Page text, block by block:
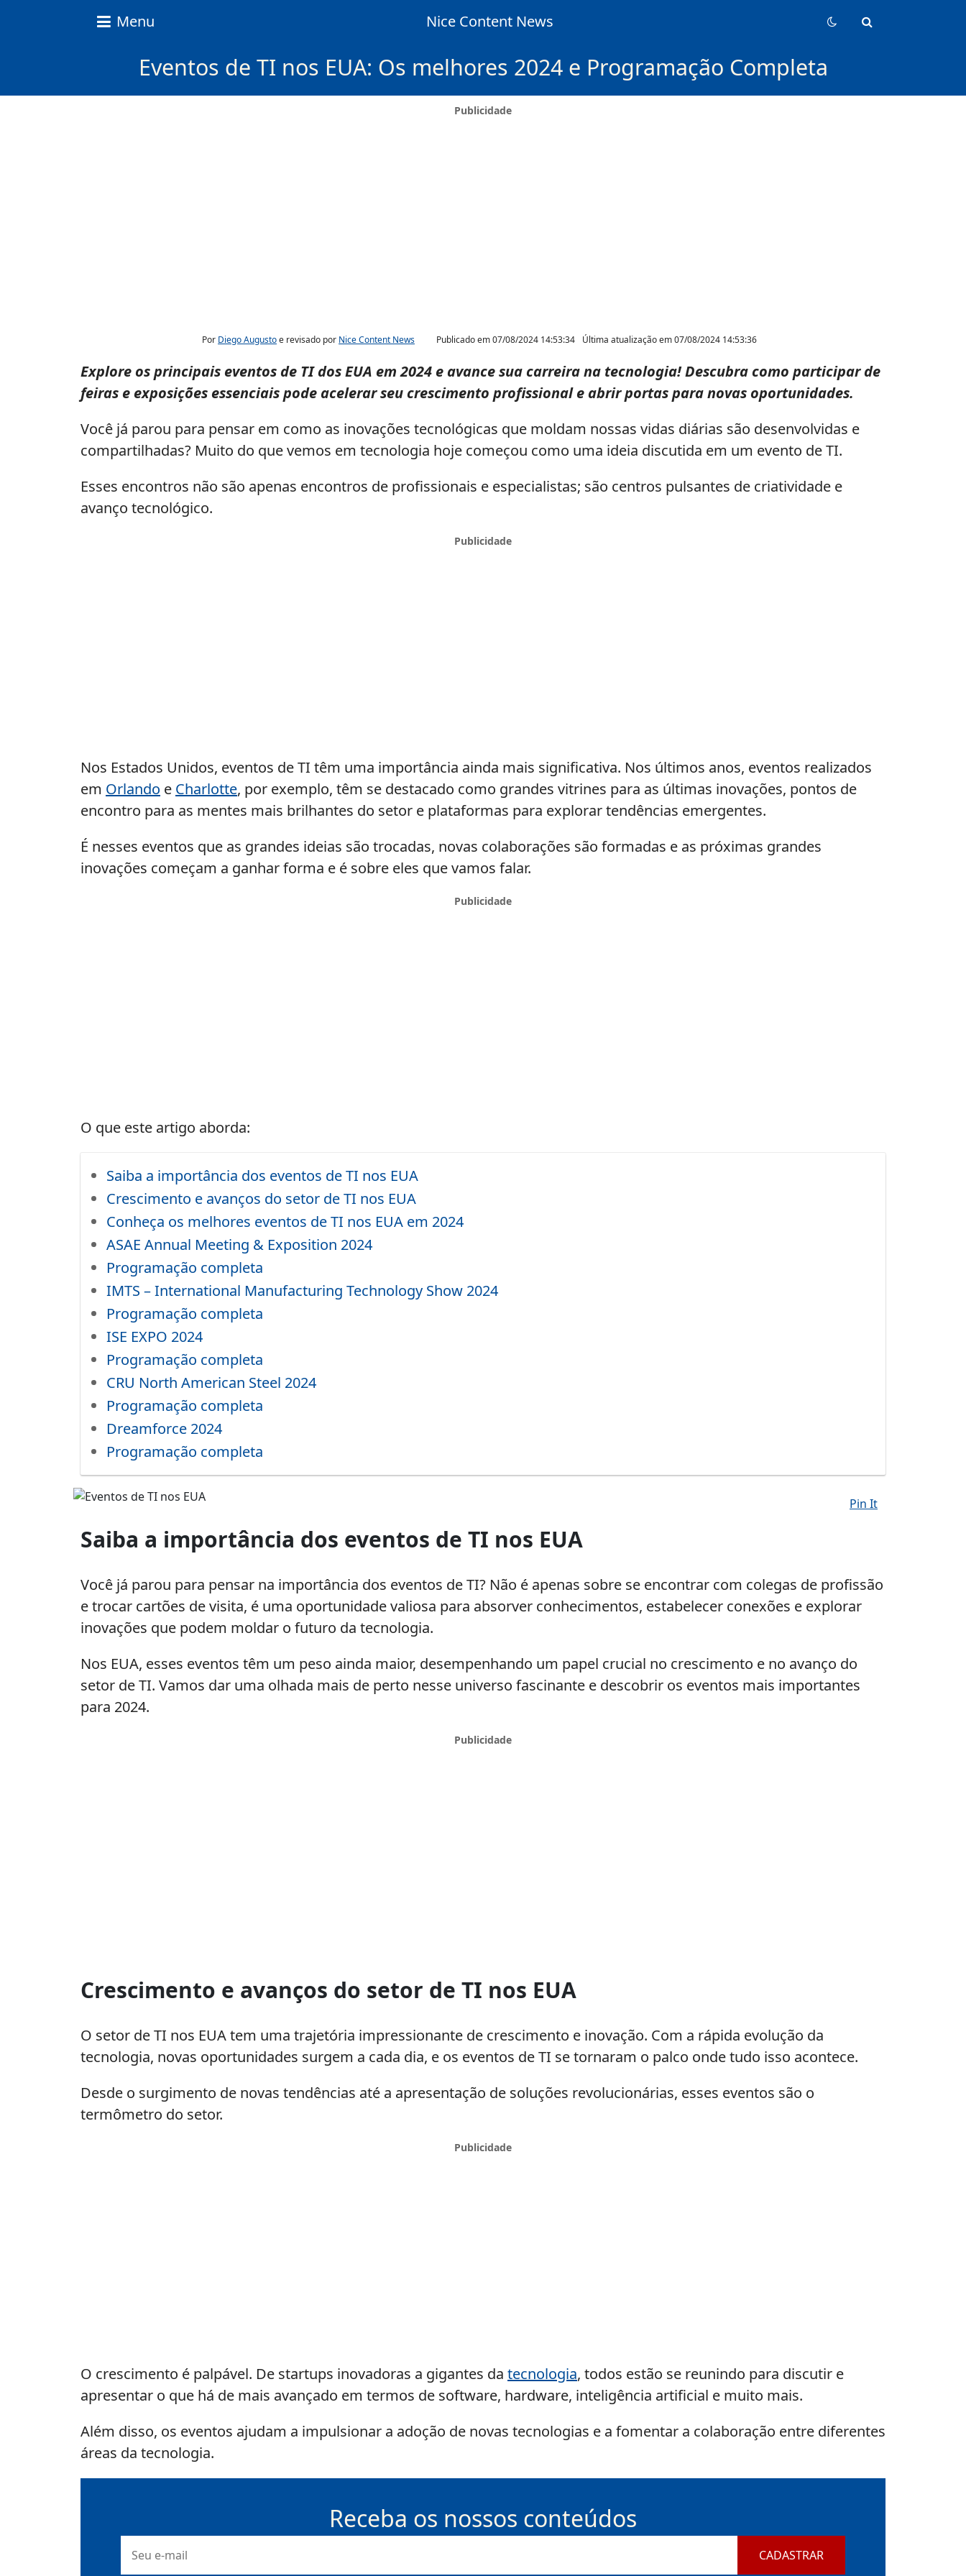
Menu Nice Content News
Eventos de TI nos EUA: Os melhores 2024 e Programação Completa
Por Diego Augustoe revisado por Nice Content News Publicado em07/08/2024 14:53:34 Última atualização em07/08/2024 14:53:36
Explore os principais eventos de TI dos EUA em 2024 e avance sua carreira na tecnologia! Descubra como participar de
feiras e exposições essenciais pode acelerar seu crescimento profissional e abrir portas para novas oportunidades.
Você já parou para pensar em como as inovações tecnológicas que moldam nossas vidas diárias são desenvolvidas e
compartilhadas? Muito do que vemos em tecnologia hoje começou como uma ideia discutida em um evento de TI.
Esses encontros não são apenas encontros de profissionais e especialistas; são centros pulsantes de criatividade e
avanço tecnológico.
Nos Estados Unidos, eventos de TI têm uma importância ainda mais significativa. Nos últimos anos, eventos realizados
em Orlando e Charlotte, por exemplo, têm se destacado como grandes vitrines para as últimas inovações, pontos de
encontro para as mentes mais brilhantes do setor e plataformas para explorar tendências emergentes.
É nesses eventos que as grandes ideias são trocadas, novas colaborações são formadas e as próximas grandes
inovações começam a ganhar forma e é sobre eles que vamos falar.
O que este artigo aborda:
Saiba a importância dos eventos de TI nos EUA
Crescimento e avanços do setor de TI nos EUA
Conheça os melhores eventos de TI nos EUA em 2024
ASAE Annual Meeting & Exposition 2024
Programação completa
IMTS – International Manufacturing Technology Show 2024
Programação completa
ISE EXPO 2024
Programação completa
CRU North American Steel 2024
Programação completa
Dreamforce 2024
Programação completa
de
TI
EUA
Pin It
Saiba a importância dos eventos de TI nos EUA
Você já parou para pensar na importância dos eventos de TI? Não é apenas sobre se encontrar com colegas de profissão
e trocar cartões de visita, é uma oportunidade valiosa para absorver conhecimentos, estabelecer conexões e explorar
inovações que podem moldar o futuro da tecnologia.
Nos EUA, esses eventos têm um peso ainda maior, desempenhando um papel crucial no crescimento e no avanço do
setor de TI. Vamos dar uma olhada mais de perto nesse universo fascinante e descobrir os eventos mais importantes
para 2024.
Crescimento e avanços do setor de TI nos EUA
O setor de TI nos EUA tem uma trajetória impressionante de crescimento e inovação. Com a rápida evolução da
tecnologia, novas oportunidades surgem a cada dia, e os eventos de TI se tornaram o palco onde tudo isso acontece.
Desde o surgimento de novas tendências até a apresentação de soluções revolucionárias, esses eventos são o
termômetro do setor.
O crescimento é palpável. De startups inovadoras a gigantes da tecnologia, todos estão se reunindo para discutir e
apresentar o que há de mais avançado em termos de software, hardware, inteligência artificial e muito mais.
Além disso, os eventos ajudam a impulsionar a adoção de novas tecnologias e a fomentar a colaboração entre diferentes
áreas da tecnologia.
Receba os nossos conteúdos
mail
CADASTRAR